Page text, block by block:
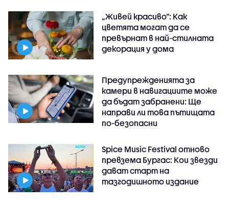
„Живей красиво”: Как
цветята могат да се
превърнат в най-стилната
декорация у дома
Предупрежденията за
камери в навигациите може
да бъдат забранени: Ще
направи ли това пътищата
по-безопасни
Spice Music Festival отново
превзема Бургас: Кои звезди
дават старт на
тазгодишното издание